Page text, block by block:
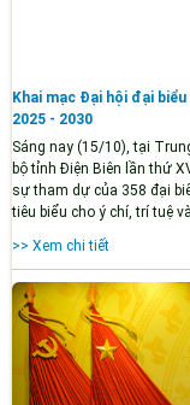
Khai mạc Đại hội đại
2025 - 2030
Sáng nay (15/10), tại
bộ tỉnh Điện Biên lần thứ
sự tham dự của 358 đại
tiêu biểu cho ý chí, trí tuệ
>> Xem chi tiết